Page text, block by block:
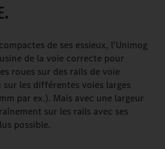
de ses essieux, l'Unimog
de la voie correcte pour
roues sur des rails de voie
sur les différentes voies larges
par ex.). Mais avec une largeur
sur les rails avec ses
possible.